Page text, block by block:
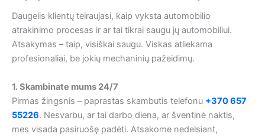
Daugelis klientų teiraujasi, kaip vyksta automobilio
atrakinimo procesas ir ar tai tikrai saugu jų automobiliui.
Atsakymas – taip, visiškai saugu. Viskas atliekama
profesionaliai, be jokių mechaninių pažeidimų.
1. Skambinate mums 24/7
Pirmas žingsnis – paprastas skambutis telefonu +370 657
55226. Nesvarbu, ar tai darbo diena, ar šventinė naktis,
mes visada pasiruošę padėti. Atsakome nedelsiant,